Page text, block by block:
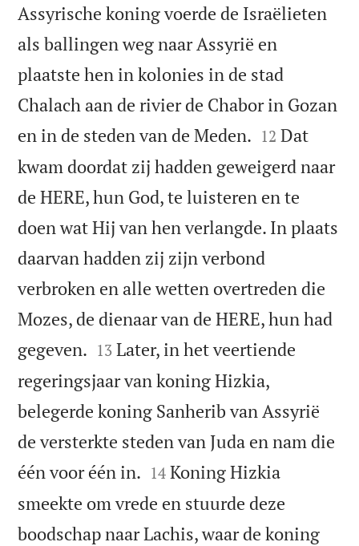
Assyrische koning voerde de Israëlieten
als ballingen weg naar Assyrië en
plaatste hen in kolonies in de stad
Chalach aan de rivier de Chabor in Gozan
en in de steden van de Meden. 

12 Dat
kwam doordat zij hadden geweigerd naar
de HERE, hun God, te luisteren en te
doen wat Hij van hen verlangde. In plaats
daarvan hadden zij zijn verbond
verbroken en alle wetten overtreden die
Mozes, de dienaar van de HERE, hun had
gegeven. 

13 Later, in het veertiende
regeringsjaar van koning Hizkia,
belegerde koning Sanherib van Assyrië
de versterkte steden van Juda en nam die
één voor één in. 

14 Koning Hizkia
smeekte om vrede en stuurde deze
boodschap naar Lachis, waar de koning